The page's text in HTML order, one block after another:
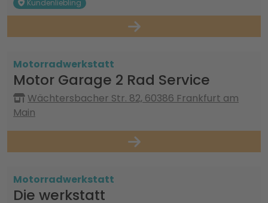
Kundenliebling
Motorradwerkstatt
Motor Garage 2 Rad Service
Wächtersbacher Str. 82, 60386 Frankfurt am
Main
Motorradwerkstatt
Die werkstatt